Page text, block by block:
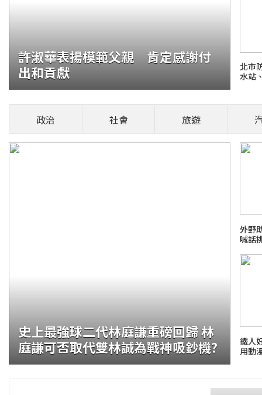
貓咪翻
言」再
火報記者 張舜傑
部位，是否能撫
日本熊
許淑華表揚模範父親 肯定感謝付
出和貢獻
北市
水站
政治 社會 旅遊
史上最強球二代林庭謙重磅回歸 林
庭謙可否取代雙林誠為戰神吸鈔機?
外野
喊話
鐵人
用動